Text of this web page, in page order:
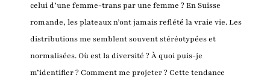
celui d’une femme-trans par une femme ? En Suisse
romande, les plateaux n’ont jamais reflété la vraie vie. Les
distributions me semblent souvent stéréotypées et
normalisées. Où est la diversité ? À quoi puis-je
m’identifier ? Comment me projeter ? Cette tendance